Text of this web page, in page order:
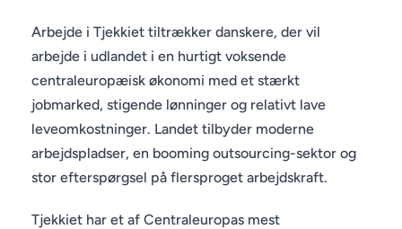
Arbejde i Tjekkiet tiltrækker danskere, der vil
arbejde i udlandet i en hurtigt voksende
centraleuropæisk økonomi med et stærkt
jobmarked, stigende lønninger og relativt lave
leveomkostninger. Landet tilbyder moderne
arbejdspladser, en booming outsourcing-sektor og
stor efterspørgsel på flersproget arbejdskraft.
Tjekkiet har et af Centraleuropas mest